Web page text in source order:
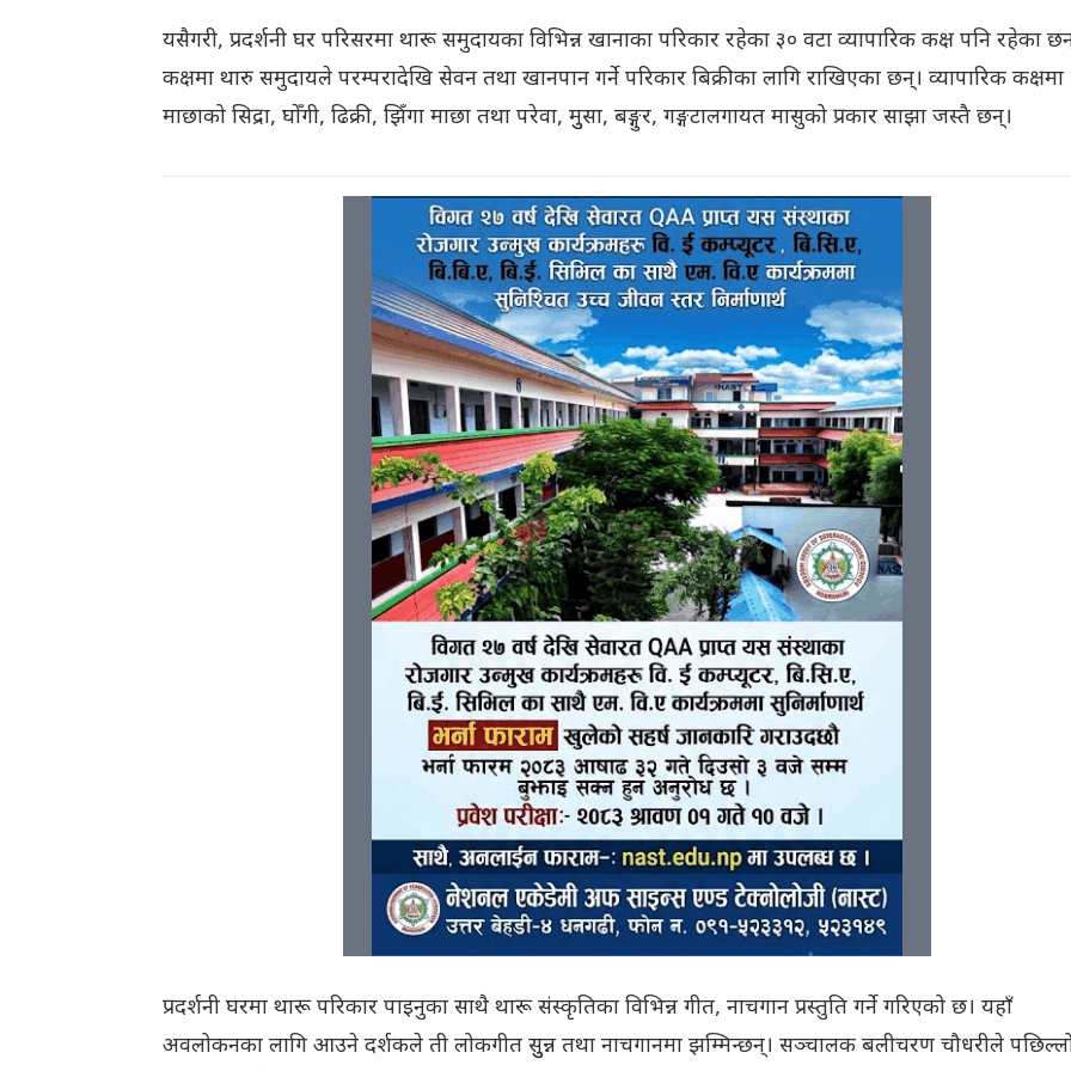
यसैगरी, प्रदर्शनी घर परिसरमा थारू समुदायका विभिन्न खानाका परिकार रहेका ३० वटा व्यापारिक कक्ष पनि रहेका
कक्षमा थारु समुदायले परम्परादेखि सेवन तथा खानपान गर्ने परिकार बिक्रीका लागि राखिएका छन्। व्यापारिक कक्षमा
माछाको सिद्रा, घोँगी, ढिक्री, झिँगा माछा तथा परेवा, मुुसा, बङ्गुर, गङ्गटालगायत मासुको प्रकार साझा जस्तै छन्।
प्रदर्शनी घरमा थारू परिकार पाइनुका साथै थारू संस्कृतिका विभिन्न गीत, नाचगान प्रस्तुति गर्ने गरिएको छ। यहाँ
अवलोकनका लागि आउने दर्शकले ती लोकगीत सुुन्न तथा नाचगानमा झम्मिन्छन्। सञ्चालक बलीचरण चौधरीले